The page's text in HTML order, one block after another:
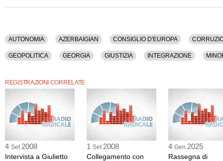
Barroso insieme al presidente uscente Mikhail Saakashvili a Bruxelles il 29
Thornike Gordadze (viceministro degli Esteri e ministro per l'Integrazione
della presidenza Saakashvili); un'intervista a Matteo Mecacci (già deputato
missione degli osservatori di lungo periodo dell'Osce alle elezioni presidenziali
AUTONOMIA AZERBAIGIAN CONSIGLIO D'EUROPA
GEOPOLITICA GEORGIA GIUSTIZIA INTEGRAZIONE
TOTALITARISMO UCRAINA UE
REGISTRAZIONI CORRELATE
4 Set 2008
Intervista a Giulietto
1 Set 2008
Collegamento con
4 Gen 2025
Rassegna di